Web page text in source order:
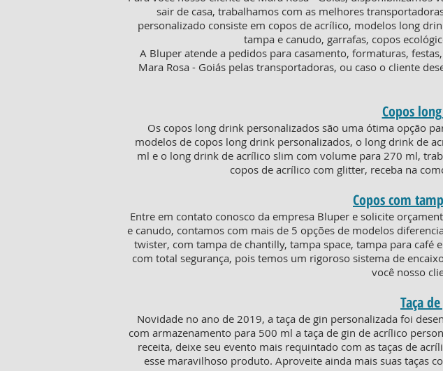
sair de casa, trabalhamos com as melhores
personalizado consiste em copos de acrílico, modelos long
tampa e canudo, garrafas, copos
A Bluper atende a pedidos para casamento, formaturas,
Mara Rosa - Goiás pelas transportadoras, ou caso o cliente
Copos
Os copos long drink personalizados são uma ótima opção
modelos de copos long drink personalizados, o long drink de
ml e o long drink de acrílico slim com volume para 270 ml,
copos de acrílico com glitter, receba na
Copos com
Entre em contato conosco da empresa Bluper e solicite
e canudo, contamos com mais de 5 opções de modelos
twister, com tampa de chantilly, tampa space, tampa para café
com total segurança, pois temos um rigoroso sistema de
você nosso
Taça
Novidade no ano de 2019, a taça de gin personalizada foi
com armazenamento para 500 ml a taça de gin de acrílico
receita, deixe seu evento mais requintado com as taças de
esse maravilhoso produto. Aproveite ainda mais suas taças